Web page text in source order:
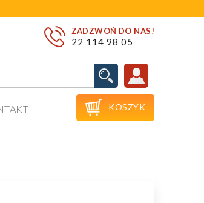
ZADZWOŃ DO NAS!
22 114 98 05
 KOSZYK